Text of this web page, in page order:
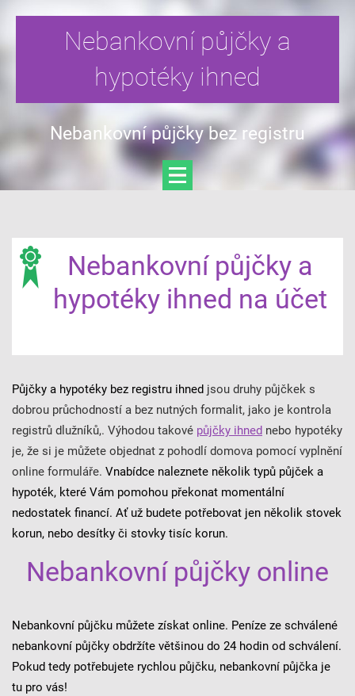
Nebankovní půjčky a
hypotéky ihned
Nebankovní půjčky bez registru
Nebankovní půjčky a
hypotéky ihned na účet
Půjčky a hypotéky bez registru ihned jsou druhy půjčkek s
dobrou průchodností a bez nutných formalit, jako je kontrola
registrů dlužníků,. Výhodou takové půjčky ihnednebo hypotéky
je, že si je můžete objednat z pohodlí domova pomocí vyplnění
online formuláře. Vnabídce naleznete několik typů půjček a
hypoték, které Vám pomohou překonat momentální
nedostatek financí. Ať už budete potřebovat jen několik stovek
korun, nebo desítky či stovky tisíc korun.
Nebankovní půjčky online
Nebankovní půjčku můžete získat online. Peníze ze schválené
nebankovní půjčky obdržíte většinou do 24 hodin od schválení.
Pokud tedy potřebujete rychlou půjčku, nebankovní půjčka je
tu pro vás!